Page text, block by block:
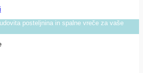
posteljnina in spalne vreče za vaše